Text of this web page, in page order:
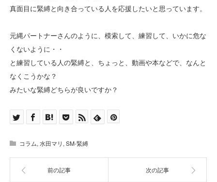
真面目に緊縛と向き合っている人を応援したいと思っています。
元縄パートナーさんのように、模索して、練習して、いかに危な
くないように・・
と練習している人の緊縛と、ちょっと、動画や本などで、なんと
なくこうかな？
みたいな緊縛どちらが良いですか？
コラム, 水田マリ , SM-緊縛
前の記事 次の記事